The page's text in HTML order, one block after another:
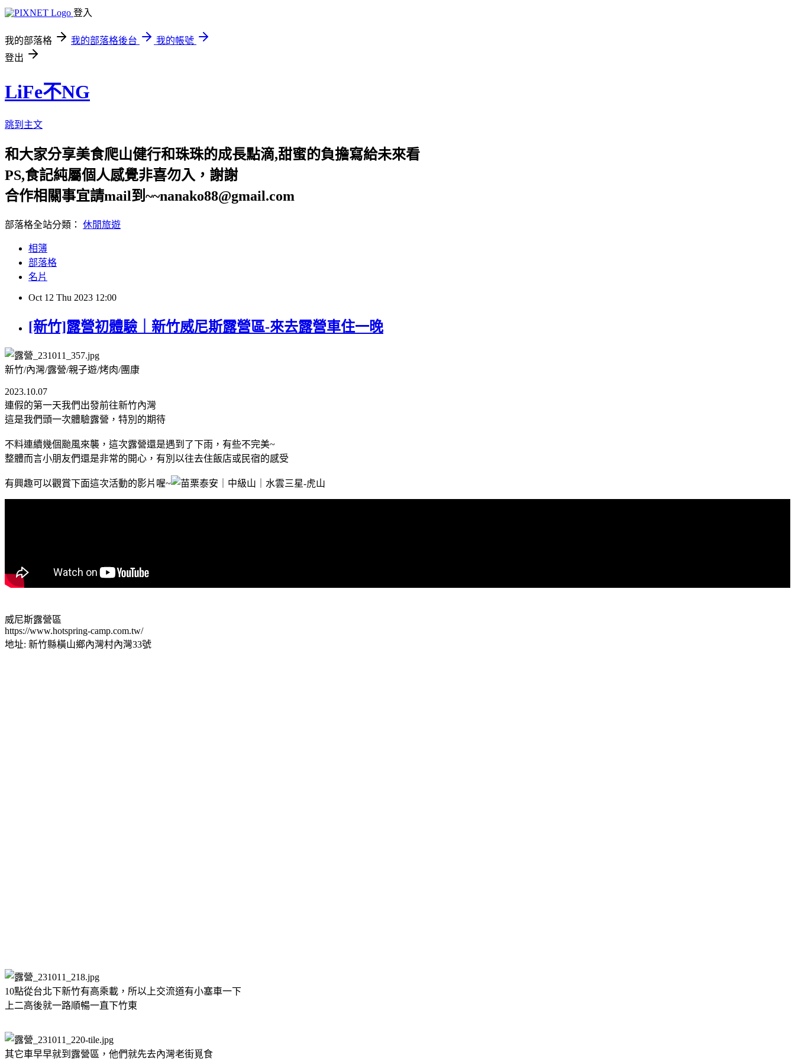
登入
我的部落格 我的部落格後台
我的帳號
登出
LiFe不NG
跳到主文
和大家分享美食爬山健行和珠珠的成長點滴,甜蜜的負擔寫給未來看
PS,食記純屬個人感覺非喜勿入，謝謝
合作相關事宜請mail到~~nanako88@gmail.com
部落格全站分類： 休閒旅遊
相簿
部落格
名片
Oct 12 Thu 2023 12:00
[新竹]露營初體驗｜新竹威尼斯露營區-來去露營車住一晚
新竹/內灣/露營/親子遊/烤肉/團康
2023.10.07
連假的第一天我們出發前往新竹內灣
這是我們頭一次體驗露營，特別的期待
不料連續幾個颱風來襲，這次露營還是遇到了下雨，有些不完美~
整體而言小朋友們還是非常的開心，有別以往去住飯店或民宿的感受
有興趣可以觀賞下面這次活動的影片喔~
威尼斯露營區
https://www.hotspring-camp.com.tw/
地址: 新竹縣橫山鄉內灣村內灣33號
10點從台北下新竹有高乘載，所以上交流道有小塞車一下
上二高後就一路順暢一直下竹東
其它車早早就到露營區，他們就先去內灣老街覓食